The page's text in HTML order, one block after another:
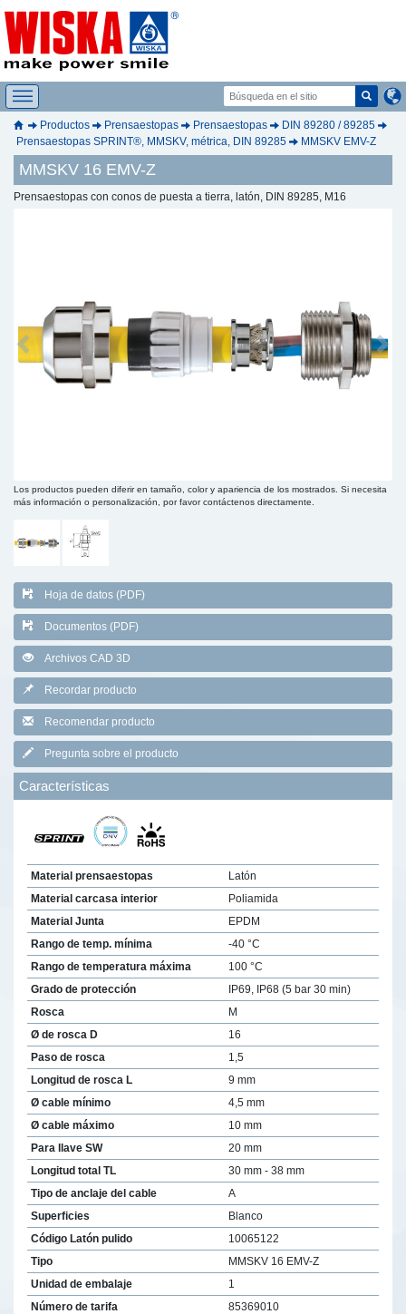
Productos Prensaestopas Prensaestopas
DIN 89280 / 89285
Prensaestopas SPRINT®, MMSKV, métrica, DIN 89285
MMSKV EMV-Z
MMSKV 16 EMV-Z
Prensaestopas con conos de puesta a tierra, latón, DIN 89285, M16
Previous Next
Los productos pueden diferir en tamaño, color y apariencia de los mostrados. Si necesita
más información o personalización, por favor contáctenos directamente.
Hoja de datos (PDF)
Documentos (PDF)
Archivos CAD 3D
Recordar producto
Recomendar producto
Pregunta sobre el producto
Características
Material prensaestopas
Latón
Material carcasa interior
Poliamida
Material Junta
EPDM
Rango de temp. mínima
-40 °C
Rango de temperatura máxima
100 °C
Grado de protección
IP69, IP68 (5 bar 30 min)
Rosca
M
Ø de rosca D
16
Paso de rosca
1,5
Longitud de rosca L
9 mm
Ø cable mínimo
4,5 mm
Ø cable máximo
10 mm
Para llave SW
20 mm
Longitud total TL
30 mm - 38 mm
Tipo de anclaje del cable
A
Superficies
Blanco
Código Latón pulido
10065122
Tipo
MMSKV 16 EMV-Z
Unidad de embalaje
1
Número de tarifa
85369010